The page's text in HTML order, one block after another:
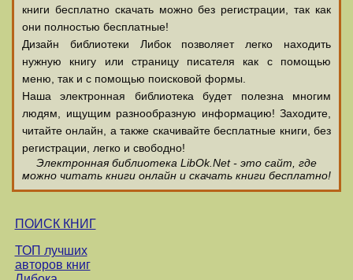
книги бесплатно скачать можно без регистрации, так как
они полностью бесплатные!
Дизайн библиотеки Либок позволяет легко находить
нужную книгу или страницу писателя как с помощью
меню, так и с помощью поисковой формы.
Наша электронная библиотека будет полезна многим
людям, ищущим разнообразную информацию! Заходите,
читайте онлайн, а также скачивайте бесплатные книги, без
регистрации, легко и свободно!
Электронная библиотека LibOk.Net - это сайт, где
можно читать книги онлайн и скачать книги бесплатно!
ПОИСК КНИГ
ТОП лучших
авторов книг